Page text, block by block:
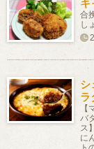
キ
合
し
シ
ラ
【
バ
ス
に